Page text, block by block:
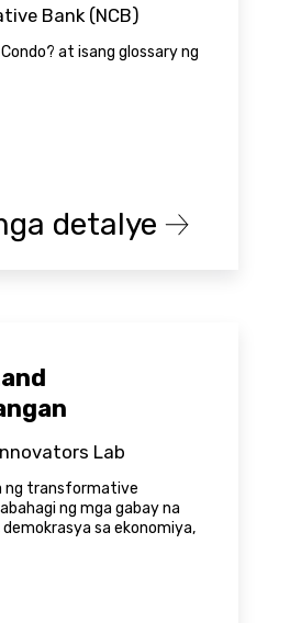
Bank (NCB)
at isang glossary ng
detalye
Lab
ng transformative
ng mga gabay na
sa ekonomiya,